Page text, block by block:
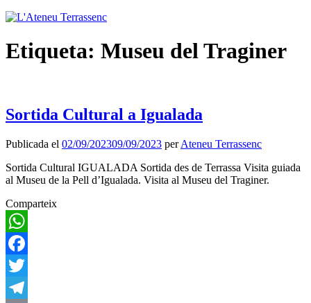
Etiqueta: Museu del Traginer
Sortida Cultural a Igualada
Publicada el 02/09/202309/09/2023 perAteneu Terrassenc
Sortida Cultural IGUALADA Sortida des de Terrassa Visita guiada
al Museu de la Pell d’Igualada. Visita al Museu del Traginer.
Comparteix
WhatsApp
Facebook
Twitter